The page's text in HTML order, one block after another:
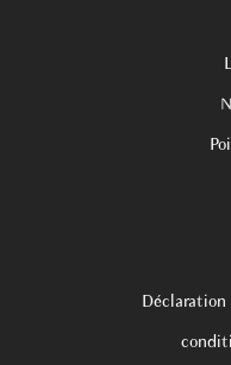
Déclaration